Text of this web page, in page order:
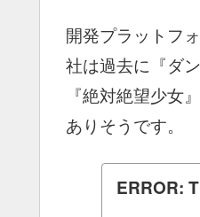
開発プラットフ
社は過去に『ダ
『絶対絶望少女
ありそうです。
ERROR: